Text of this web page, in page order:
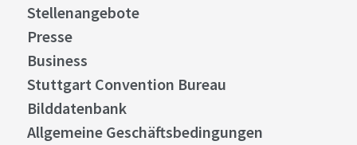
Stellenangebote
Presse
Business
Stuttgart Convention Bureau
Bilddatenbank
Allgemeine Geschäftsbedingungen